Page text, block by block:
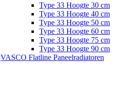
Type 33 Hoogte 30 cm
Type 33 Hoogte 40 cm
Type 33 Hoogte 50 cm
Type 33 Hoogte 60 cm
Type 33 Hoogte 75 cm
Type 33 Hoogte 90 cm
VASCO Flatline Paneelradiatoren